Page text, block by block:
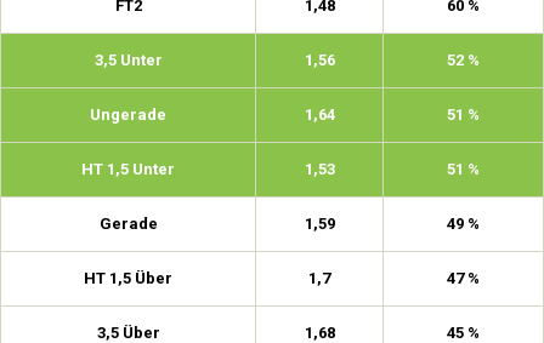
FT2 1,48 60 %
3,5 Unter 1,56 52 %
Ungerade 1,64 51 %
HT 1,5 Unter 1,53 51 %
Gerade 1,59 49 %
HT 1,5 Über 1,7 47 %
3,5 Über 1,68 45 %